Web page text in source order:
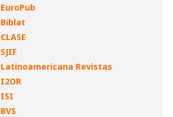
EuroPub
Biblat
CLASE
SJIF
Latinoamericana Revistas
I2OR
ISI
BVS